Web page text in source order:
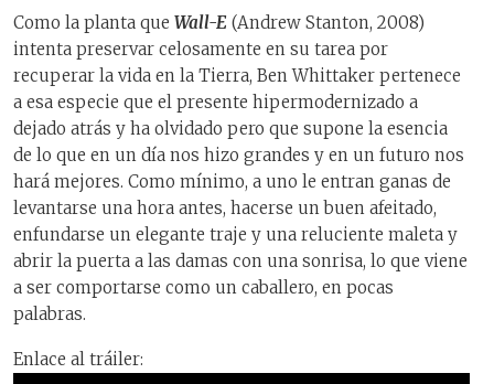
Como la planta que Wall-E (Andrew Stanton, 2008)
intenta preservar celosamente en su tarea por
recuperar la vida en la Tierra, Ben Whittaker pertenece
a esa especie que el presente hipermodernizado a
dejado atrás y ha olvidado pero que supone la esencia
de lo que en un día nos hizo grandes y en un futuro nos
hará mejores. Como mínimo, a uno le entran ganas de
levantarse una hora antes, hacerse un buen afeitado,
enfundarse un elegante traje y una reluciente maleta y
abrir la puerta a las damas con una sonrisa, lo que viene
a ser comportarse como un caballero, en pocas
palabras.
Enlace al tráiler: